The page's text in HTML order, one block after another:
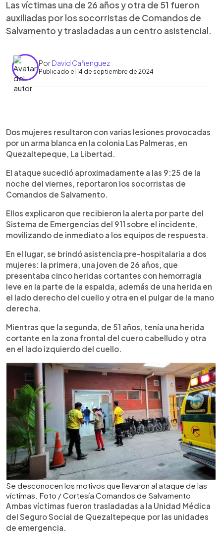
Las víctimas una de 26 años y otra de 51 fueron
auxiliadas por los socorristas de Comandos de
Salvamento y trasladadas a un centro asistencial.
PorDavid Cañenguez
Publicado el 14 de septiembre de 2024
► Escuchar artículo
Dos mujeres resultaron con varias lesiones provocadas
por un arma blanca en la colonia Las Palmeras, en
Quezaltepeque, La Libertad.
El ataque sucedió aproximadamente a las 9:25 de la
noche del viernes, reportaron los socorristas de
Comandos de Salvamento.
Ellos explicaron que recibieron la alerta por parte del
Sistema de Emergencias del 911 sobre el incidente,
movilizando de inmediato a los equipos de respuesta.
En el lugar, se brindó asistencia pre-hospitalaria a dos
mujeres: la primera, una joven de 26 años, que
presentaba cinco heridas cortantes con hemorragia
leve en la parte de la espalda, además de una herida en
el lado derecho del cuello y otra en el pulgar de la mano
derecha.
Mientras que la segunda, de 51 años, tenía una herida
cortante en la zona frontal del cuero cabelludo y otra
en el lado izquierdo del cuello.
Se desconocen los motivos que llevaron al ataque de las
víctimas. Foto / Cortesía Comandos de Salvamento
Ambas víctimas fueron trasladadas a la Unidad Médica
del Seguro Social de Quezaltepeque por las unidades
de emergencia.